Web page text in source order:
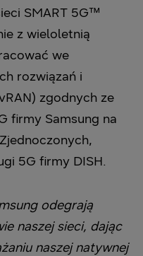
SMART 5G™
z wieloletnią
we
rozwiązań i
zgodnych ze
firmy Samsung na
5G firmy DISH.
odegrają
naszej sieci, dając
naszej natywnej